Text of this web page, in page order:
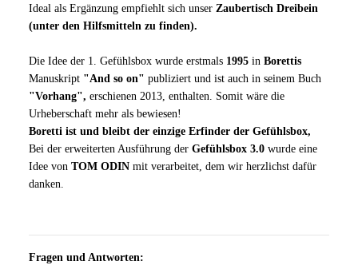
Ideal als Ergänzung empfiehlt sich unser Zaubertisch Dreibein
(unter den Hilfsmitteln zu finden).
Die Idee der 1. Gefühlsbox wurde erstmals 1995 in Borettis
Manuskript "And so on" publiziert und ist auch in seinem Buch
"Vorhang", erschienen 2013, enthalten. Somit wäre die
Urheberschaft mehr als bewiesen!
Boretti ist und bleibt der einzige Erfinder der Gefühlsbox,
Bei der erweiterten Ausführung der Gefühlsbox 3.0 wurde eine
Idee von TOM ODIN mit verarbeitet, dem wir herzlichst dafür
danken.
Fragen und Antworten: